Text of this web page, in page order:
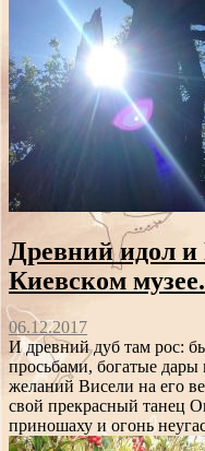
Древний идол
Киевском музее.
06.12.2017
И древний дуб там рос:
просьбами, богатые дары
желаний Висели на его
свой прекрасный танец
приношаху и огонь